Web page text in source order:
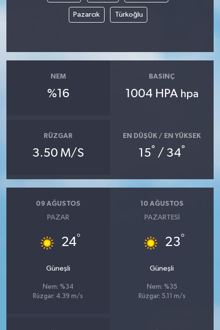
Pazarcık Türkoğlu
NEM
%16
BASINÇ
1004 HPA hpa
RÜZGAR
3.50 M/S
EN DÜŞÜK / EN YÜKSEK
15° / 34°
09 AĞUSTOS
PAZAR
24°
Güneşli
Nem: %34
Rüzgar: 4.39 m/s
10 AĞUSTOS
PAZARTESI
23°
Güneşli
Nem: %35
Rüzgar: 5.11 m/s